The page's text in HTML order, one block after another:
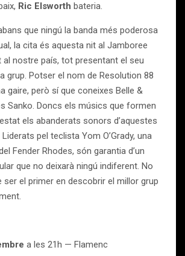
Ric Elsworth bateria.
que ningú la banda més poderosa
la cita és aquesta nit al Jamboree
al nostre país, tot presentant el seu
grup. Potser el nom de Resolution 88
gaire, però sí que coneixes Belle &
Sanko. Doncs els músics que formen
els abanderats sonors d’aquestes
pel teclista Yom O’Grady, una
Fender Rhodes, són garantia d’un
que no deixarà ningú indiferent. No
ser el primer en descobrir el millor grup
a les 21h — Flamenc